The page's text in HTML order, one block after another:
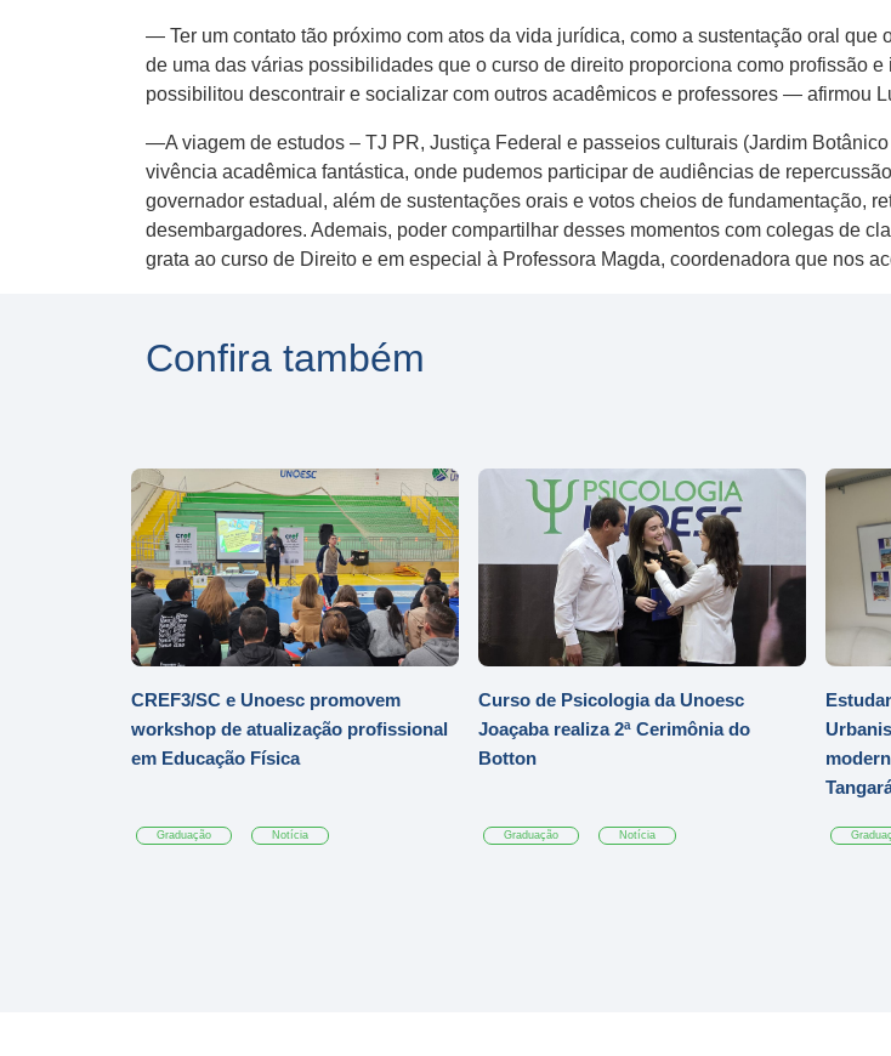
— Ter um contato tão próximo com atos da vida jurídica, como a sustentação oral
de uma das várias possibilidades que o curso de direito proporciona como profissão
possibilitou descontrair e socializar com outros acadêmicos e professores — afirmou
—A viagem de estudos – TJ PR, Justiça Federal e passeios culturais (Jardim
vivência acadêmica fantástica, onde pudemos participar de audiências de
governador estadual, além de sustentações orais e votos cheios de fundamentação,
desembargadores. Ademais, poder compartilhar desses momentos com colegas de
grata ao curso de Direito e em especial à Professora Magda, coordenadora que nos
Confira também
CREF3/SC e Unoesc promovem
workshop de atualização profissional
em Educação Física
Graduação Notícia
Curso de Psicologia da Unoesc
Joaçaba realiza 2ª Cerimônia do
Botton
Graduação Notícia